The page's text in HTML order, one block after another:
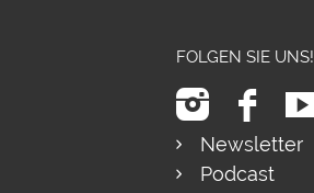
FOLGEN SIE UNS!
Newsletter
Podcast